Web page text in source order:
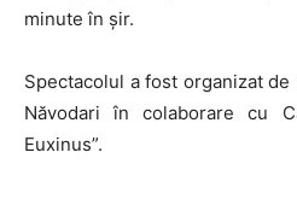
minute în șir.
Spectacolul a fost organizat
Năvodari în colaborare cu
Euxinus”.